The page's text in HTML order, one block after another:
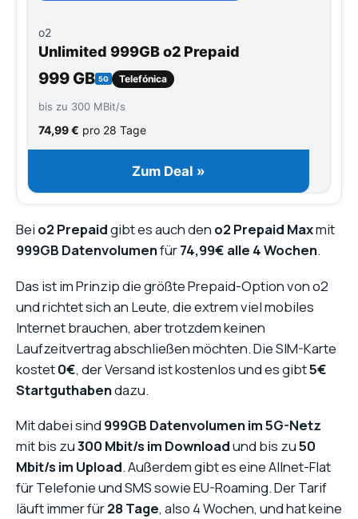
o2
Unlimited 999GB o2 Prepaid
999 GB 5G Telefónica
bis zu 300 MBit/s
74,99 € pro 28 Tage
Zum Deal »
Bei o2 Prepaidgibt es auch den o2 Prepaid Maxmit
999GB Datenvolumenfür74,99€ alle 4 Wochen.
Das ist im Prinzip die größte Prepaid-Option von o2
und richtet sich an Leute, die extrem viel mobiles
Internet brauchen, aber trotzdem keinen
Laufzeitvertrag abschließen möchten. Die SIM-Karte
kostet0€, der Versand ist kostenlos und es gibt5€
Startguthabendazu.
Mit dabei sind999GB Datenvolumen im 5G-Netz
mit bis zu300 Mbit/s im Downloadund bis zu50
Mbit/s im Upload. Außerdem gibt es eine Allnet-Flat
für Telefonie und SMS sowie EU-Roaming. Der Tarif
läuft immer für28 Tage, also 4 Wochen, und hat keine